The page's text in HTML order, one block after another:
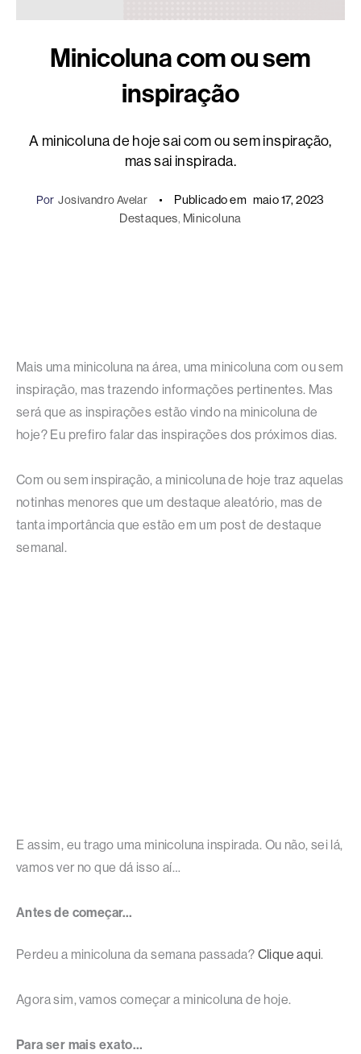
Minicoluna com ou sem
inspiração
A minicoluna de hoje sai com ou sem inspiração,
mas sai inspirada.
Por Josivandro Avelar Publicado em maio 17, 2023
Destaques, Minicoluna
Mais uma minicoluna na área, uma minicoluna com ou sem
inspiração, mas trazendo informações pertinentes. Mas
será que as inspirações estão vindo na minicoluna de
hoje? Eu prefiro falar das inspirações dos próximos dias.
Com ou sem inspiração, a minicoluna de hoje traz aquelas
notinhas menores que um destaque aleatório, mas de
tanta importância que estão em um post de destaque
semanal.
E assim, eu trago uma minicoluna inspirada. Ou não, sei lá,
vamos ver no que dá isso aí…
Antes de começar…
Perdeu a minicoluna da semana passada? Clique aqui.
Agora sim, vamos começar a minicoluna de hoje.
Para ser mais exato…